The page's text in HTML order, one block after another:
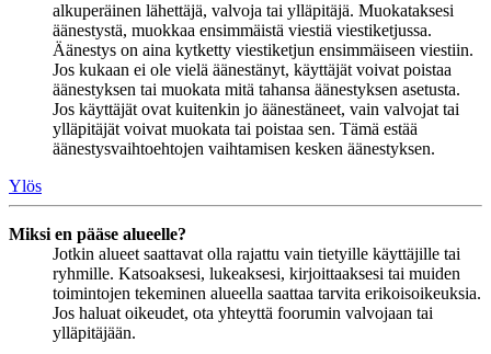
alkuperäinen lähettäjä, valvoja tai ylläpitäjä. Muokataksesi
äänestystä, muokkaa ensimmäistä viestiä viestiketjussa.
Äänestys on aina kytketty viestiketjun ensimmäiseen viestiin.
Jos kukaan ei ole vielä äänestänyt, käyttäjät voivat poistaa
äänestyksen tai muokata mitä tahansa äänestyksen asetusta.
Jos käyttäjät ovat kuitenkin jo äänestäneet, vain valvojat tai
ylläpitäjät voivat muokata tai poistaa sen. Tämä estää
äänestysvaihtoehtojen vaihtamisen kesken äänestyksen.
Ylös
Miksi en pääse alueelle?
Jotkin alueet saattavat olla rajattu vain tietyille käyttäjille tai
ryhmille. Katsoaksesi, lukeaksesi, kirjoittaaksesi tai muiden
toimintojen tekeminen alueella saattaa tarvita erikoisoikeuksia.
Jos haluat oikeudet, ota yhteyttä foorumin valvojaan tai
ylläpitäjään.